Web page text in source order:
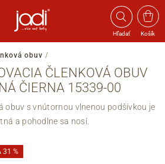
Hľadať Košík
obuv /
ČLENKOVÁ OBUV
ČIERNA 15339-00
obuv s vnútornou vlnenou podšívkou je
a pohodlne sa nosí.
31 %